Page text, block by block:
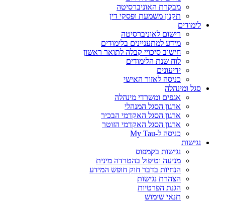
מבקרת האוניברסיטה
תקנון משמעת ופסקי דין
לימודים
רישום לאוניברסיטה
מידע למתעניינים בלימודים
חישוב סיכויי קבלה לתואר ראשון
לוח שנת הלימודים
ידיעונים
כניסה לאזור האישי
סגל ומינהלה
אגפים ומשרדי מינהלה
ארגון הסגל המנהלי
ארגון הסגל האקדמי הבכיר
ארגון הסגל האקדמי הזוטר
כניסה ל-My Tau
נגישות
נגישות בקמפוס
מניעה וטיפול בהטרדה מינית
הנחיות בדבר חוק חופש המידע
הצהרת נגישות
הגנת הפרטיות
תנאי שימוש